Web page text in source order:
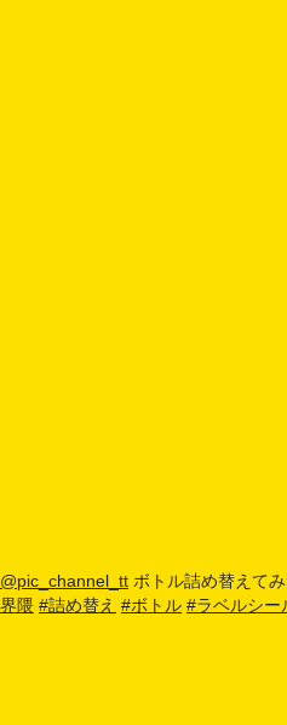
@pic_channel_ttボトル詰め替えてみ
界隈 #詰め替え #ボトル #ラベルシー